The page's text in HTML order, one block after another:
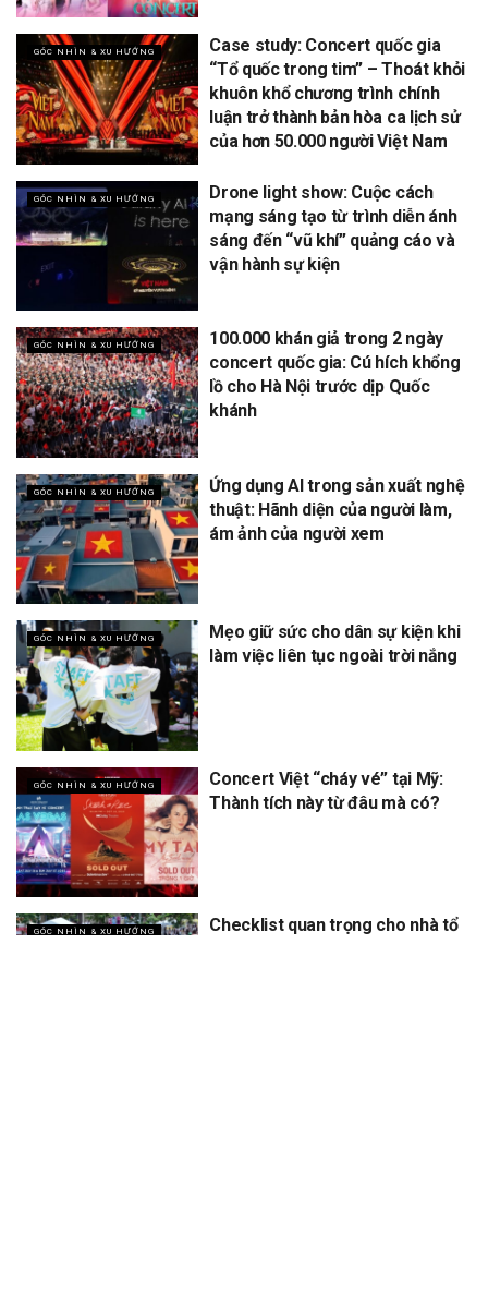
GÓC NHÌN & XU HƯỚNG
Case study: Concert quốc gia
“Tổ quốc trong tim” – Thoát khỏi
khuôn khổ chương trình chính
luận trở thành bản hòa ca lịch sử
của hơn 50.000 người Việt Nam
GÓC NHÌN & XU HƯỚNG
Drone light show: Cuộc cách
mạng sáng tạo từ trình diễn ánh
sáng đến “vũ khí” quảng cáo và
vận hành sự kiện
GÓC NHÌN & XU HƯỚNG
100.000 khán giả trong 2 ngày
concert quốc gia: Cú hích khổng
lồ cho Hà Nội trước dịp Quốc
khánh
GÓC NHÌN & XU HƯỚNG
Ứng dụng AI trong sản xuất nghệ
thuật: Hãnh diện của người làm,
ám ảnh của người xem
GÓC NHÌN & XU HƯỚNG
Mẹo giữ sức cho dân sự kiện khi
làm việc liên tục ngoài trời nắng
GÓC NHÌN & XU HƯỚNG
Concert Việt “cháy vé” tại Mỹ:
Thành tích này từ đâu mà có?
GÓC NHÌN & XU HƯỚNG
Checklist quan trọng cho nhà tổ